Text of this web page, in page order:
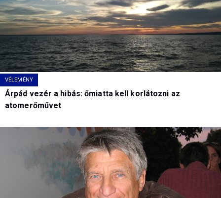
VÉLEMÉNY
Árpád vezér a hibás: őmiatta kell korlátozni az
atomerőművet